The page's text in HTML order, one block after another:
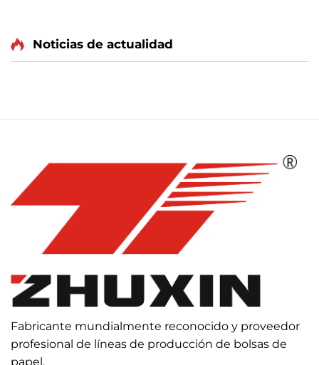
Noticias de actualidad
Fabricante mundialmente reconocido y proveedor
profesional de líneas de producción de bolsas de
papel.